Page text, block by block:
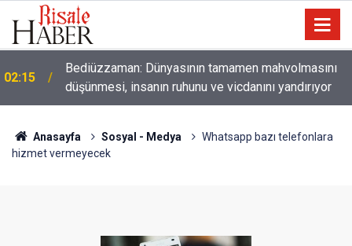
01:45 Paçalarını yerde sürünmeyecek şekilde yukarıda tut
Anasayfa Sosyal - Medya
Whatsapp bazı telefonlara
hizmet vermeyecek